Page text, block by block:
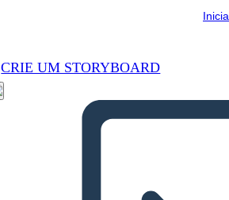
CRIE UM STORYBOARD